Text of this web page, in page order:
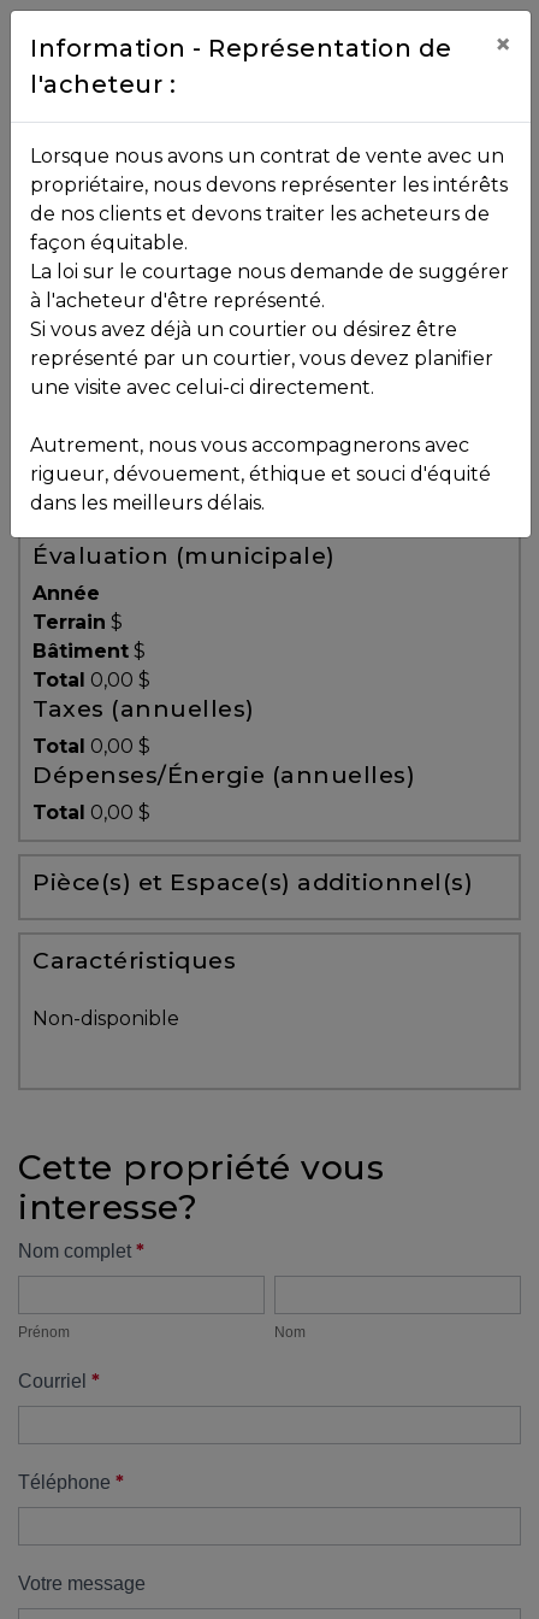
Contact
NOS
PROPRIÉTÉS
VOS
COURTIERS
Équipe
Partenaires
Témoignages
Blogue
ACHAT
Alerte
immobilière
Avec
un
courtier
vous
protégé!
outils
pour
financement
propriétaire
UNE
DÉCISION
!
de
démarrage
:
Toutes les propriétés
Vendu
, , ,
J0R 1T0
Voir plus de photos
Évaluation (municipale)
Année
Terrain $
Bâtiment $
Total 0,00 $
Taxes (annuelles)
Total 0,00 $
Dépenses/Énergie (annuelles)
Total 0,00 $
Pièce(s) et Espace(s) additionnel(s)
Caractéristiques
Non-disponible
Cette propriété vous
interesse?
Formulaire
Nom complet *
Prénom Nom
Courriel *
Téléphone *
Votre message
Information - Représentation de
l'acheteur :
×
Lorsque nous avons un contrat de vente avec un
propriétaire, nous devons représenter les intérêts
de nos clients et devons traiter les acheteurs de
façon équitable.
La loi sur le courtage nous demande de suggérer
à l'acheteur d'être représenté.
Si vous avez déjà un courtier ou désirez être
représenté par un courtier, vous devez planifier
une visite avec celui-ci directement.
Autrement, nous vous accompagnerons avec
rigueur, dévouement, éthique et souci d'équité
dans les meilleurs délais.